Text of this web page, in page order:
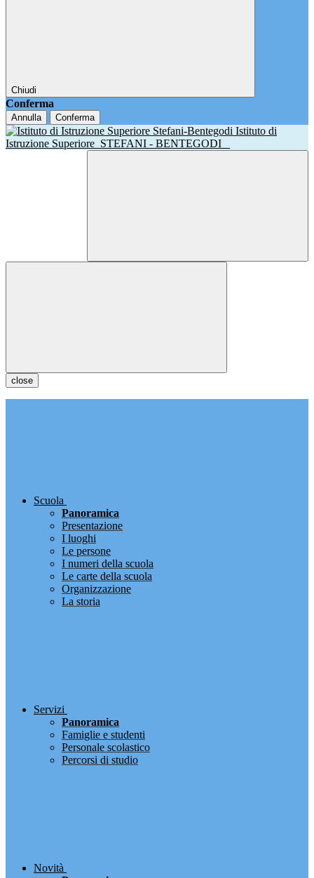
Chiudi
Conferma
Annulla Conferma
Istituto di
Istruzione Superiore STEFANI - BENTEGODI
close
Scuola
Panoramica
Presentazione
I luoghi
Le persone
I numeri della scuola
Le carte della scuola
Organizzazione
La storia
Servizi
Panoramica
Famiglie e studenti
Personale scolastico
Percorsi di studio
Novità